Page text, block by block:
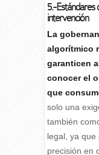
5.-Estándares
intervención
La
algorítmico
garanticen
conocer el
que
solo una
también
legal, ya que
precisión en